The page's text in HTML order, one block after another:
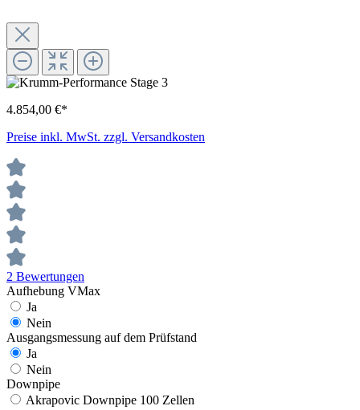
4.854,00 €*
Preise inkl. MwSt. zzgl. Versandkosten
2 Bewertungen
Aufhebung VMax
Ja
Nein
Ausgangsmessung auf dem Prüfstand
Ja
Nein
Downpipe
Akrapovic Downpipe 100 Zellen